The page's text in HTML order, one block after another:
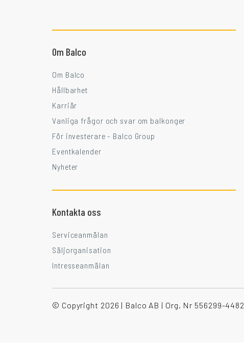
Om Balco
Om Balco
Hållbarhet
Karriär
Vanliga frågor och svar om balkonger
För investerare - Balco Group
Eventkalender
Nyheter
Kontakta oss
Serviceanmälan
Säljorganisation
Intresseanmälan
© Copyright 2026 | Balco AB | Org. Nr 556299-4482